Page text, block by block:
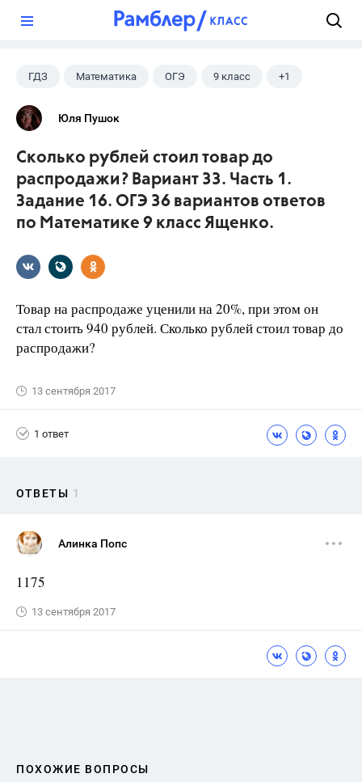
ГДЗ Математика ОГЭ 9 класс +1
Ященко И.В.
Юля Пушок
Сколько рублей стоил товар до
распродажи? Вариант 33. Часть 1.
Задание 16. ОГЭ 36 вариантов ответов
по Математике 9 класс Ященко.
Товар на распродаже уценили на 20%, при этом он
стал стоить 940 рублей. Сколько рублей стоил товар до
распродажи?
13 сентября 2017
1 ответ
ОТВЕТЫ 1
Алинка Попс
1175
13 сентября 2017
ПОХОЖИЕ ВОПРОСЫ